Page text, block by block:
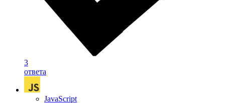
3
ответа
JavaScript